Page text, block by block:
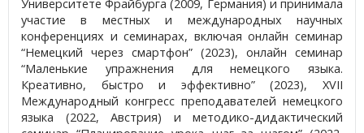
Университете Фрайбурга (2009, Германия) и принимала
участие в местных и международных научных
конференциях и семинарах, включая онлайн семинар
“Немецкий через смартфон” (2023), онлайн семинар
“Маленькие упражнения для немецкого языка.
Креативно, быстро и эффективно” (2023), XVII
Международный конгресс преподавателей немецкого
языка (2022, Австрия) и методико-дидактический